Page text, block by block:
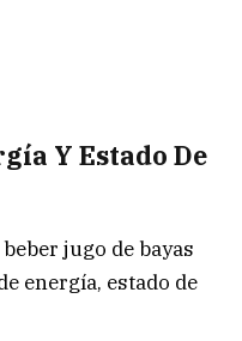
Y Estado De
jugo de bayas
energía, estado de